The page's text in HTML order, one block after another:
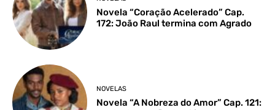
Novela “Coração Acelerado” Cap.
172: João Raul termina com Agrado
NOVELAS
Novela “A Nobreza do Amor” Cap. 121: